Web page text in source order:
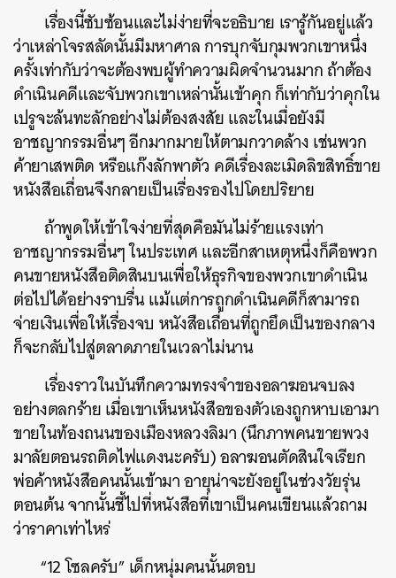
เรื่องนี้ซับซ้อนและไม่ง่ายที่จะอธิบาย เรารู้กันอยู่แล้ว
ว่าเหล่าโจรสลัดนั้นมีมหาศาล การบุกจับกุมพวกเขาหนึ่ง
ครั้งเท่ากับว่าจะต้องพบผู้ทำความผิดจำนวนมากถ้าต้อง
ดำเนินคดีและจับพวกเขาเหล่านั้นเข้าคุก ก็เท่ากับว่าคุกใน
เปรูจะล้นทะลักอย่างไม่ต้องสงสัยและในเมื่อยังมี
อาชญากรรมอื่นๆ อีกมากมายให้ตามกวาดล้าง เช่นพวก
ค้ายาเสพติด หรือแก๊งลักพาตัว คดีเรื่องละเมิดลิขสิทธิ์ขาย
หนังสือเถื่อนจึงกลายเป็นเรื่องรองไปโดยปริยาย
ถ้าพูดให้เข้าใจง่ายที่สุดคือมันไม่ร้ายแรงเท่า
อาชญากรรมอื่นๆ ในประเทศ และอีกสาเหตุหนึ่งก็คือพวก
คนขายหนังสือติดสินบนเพื่อให้ธุรกิจของพวกเขาดำเนิน
ต่อไปได้อย่างราบรื่น แม้แต่การถูกดำเนินคดีก็สามารถ
จ่ายเงินเพื่อให้เรื่องจบ หนังสือเถื่อนที่ถูกยึดเป็นของกลาง
ก็จะกลับไปสู่ตลาดภายในเวลาไม่นาน
เรื่องราวในบันทึกความทรงจำของอลาฆอนจบลง
อย่างตลกร้าย เมื่อเขาเห็นหนังสือของตัวเองถูกหาบเอามา
ขายในท้องถนนของเมืองหลวงลิมา (นึกภาพคนขายพวง
มาลัยตอนรถติดไฟแดงนะครับ)อลาฆอนตัดสินใจเรียก
พ่อค้าหนังสือคนนั้นเข้ามา อายุน่าจะยังอยู่ในช่วงวัยรุ่น
ตอนต้น จากนั้นชี้ไปที่หนังสือที่เขาเป็นคนเขียนแล้วถาม
ว่าราคาเท่าไหร่
“12 โซลครับ” เด็กหนุ่มคนนั้นตอบ